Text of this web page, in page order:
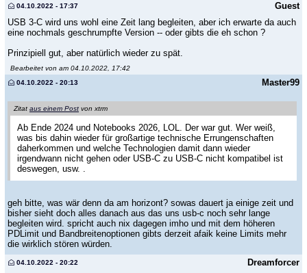
Guest
04.10.2022 - 17:37
USB 3-C wird uns wohl eine Zeit lang begleiten, aber ich erwarte da auch
eine nochmals geschrumpfte Version -- oder gibts die eh schon ?
Prinzipiell gut, aber natürlich wieder zu spät.
Bearbeitet von am 04.10.2022, 17:42
Master99
04.10.2022 - 20:13
Zitat aus einem Post von xtrm
Ab Ende 2024 und Notebooks 2026, LOL. Der war gut. Wer weiß,
was bis dahin wieder für großartige technische Errungenschaften
daherkommen und welche Technologien damit dann wieder
irgendwann nicht gehen oder USB-C zu USB-C nicht kompatibel ist
deswegen, usw. .
geh bitte, was wär denn da am horizont? sowas dauert ja einige zeit und
bisher sieht doch alles danach aus das uns usb-c noch sehr lange
begleiten wird. spricht auch nix dagegen imho und mit dem höheren
PDLimit und Bandbreitenoptionen gibts derzeit afaik keine Limits mehr
die wirklich stören würden.
Dreamforcer
04.10.2022 - 20:22